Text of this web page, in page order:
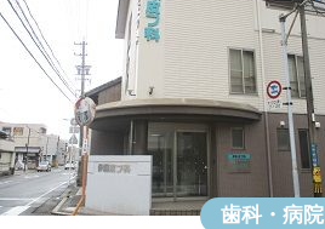
歯科・病院